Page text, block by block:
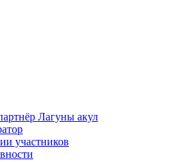
Лагуны акул
участников